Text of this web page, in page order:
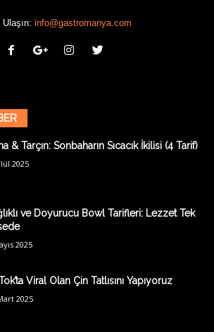
Ulaşın: info@gastromanya.com
& Tarçın: Sonbaharın Sıcacık İkilisi (4 Tarif)
2025
ve Doyurucu Bowl Tarifleri: Lezzet Tek
2025
Viral Olan Çin Tatlısını Yapıyoruz
2025